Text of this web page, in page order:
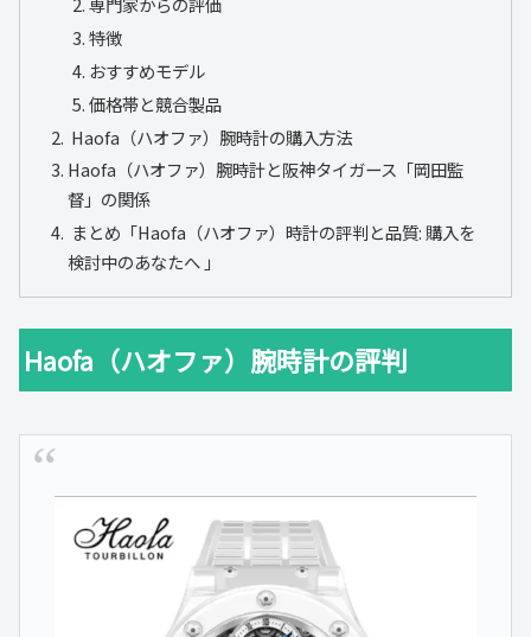
特徴
おすすめモデル
価格帯と競合製品
Haofa（ハオファ）腕時計の購入方法
Haofa（ハオファ）腕時計と阪神タイガース「岡田監
督」の関係
まとめ「Haofa（ハオファ）時計の評判と品質: 購入を
検討中のあなたへ 」
Haofa（ハオファ）腕時計の評判